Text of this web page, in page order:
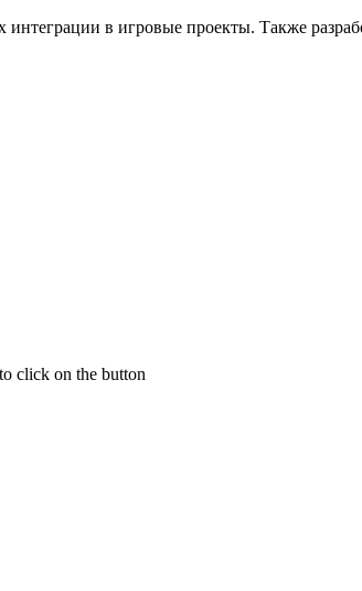
в игровые проекты. Также
click on the button